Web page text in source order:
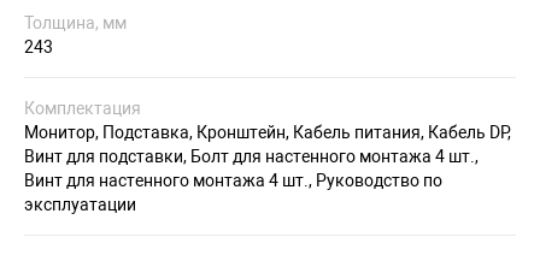
Толщина, мм
243
Комплектация
Монитор, Подставка, Кронштейн, Кабель питания, Кабель DP,
Винт для подставки, Болт для настенного монтажа 4 шт.,
Винт для настенного монтажа 4 шт., Руководство по
эксплуатации